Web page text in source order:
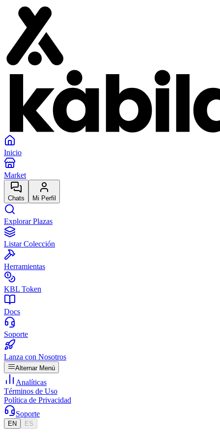
Inicio
Market
Chats Mi Perfil
Explorar Plazas
Listar Colección
Herramientas
KBL Token
Docs
Soporte
Lanza con Nosotros
Alternar Menú
Analíticas
Términos de Uso
Política de Privacidad
Soporte
EN ES